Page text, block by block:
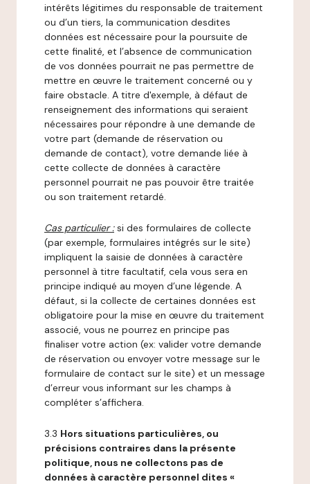
intérêts légitimes du responsable de traitement
ou d’un tiers, la communication desdites
données est nécessaire pour la poursuite de
cette finalité, et l’absence de communication
de vos données pourrait ne pas permettre de
mettre en œuvre le traitement concerné ou y
faire obstacle. A titre d'exemple, à défaut de
renseignement des informations qui seraient
nécessaires pour répondre à une demande de
votre part (demande de réservation ou
demande de contact), votre demande liée à
cette collecte de données à caractère
personnel pourrait ne pas pouvoir être traitée
ou son traitement retardé.
Cas particulier : si des formulaires de collecte
(par exemple, formulaires intégrés sur le site)
impliquent la saisie de données à caractère
personnel à titre facultatif, cela vous sera en
principe indiqué au moyen d’une légende. A
défaut, si la collecte de certaines données est
obligatoire pour la mise en œuvre du traitement
associé, vous ne pourrez en principe pas
finaliser votre action (ex: valider votre demande
de réservation ou envoyer votre message sur le
formulaire de contact sur le site) et un message
d’erreur vous informant sur les champs à
compléter s’affichera.
3.3 Hors situations particulières, ou
précisions contraires dans la présente
politique, nous ne collectons pas de
données à caractère personnel dites «